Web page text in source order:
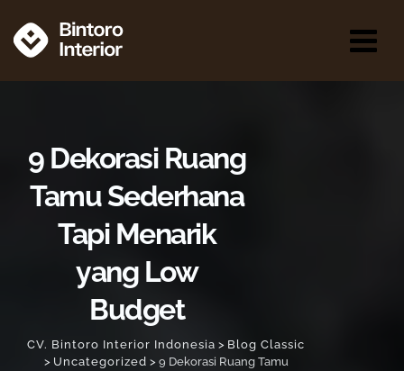
9 Dekorasi Ruang
Tamu Sederhana
Tapi Menarik
yang Low
Budget
CV. Bintoro Interior Indonesia > Blog Classic
> Uncategorized > 9 Dekorasi Ruang Tamu